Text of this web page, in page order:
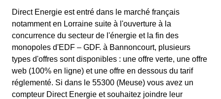
Direct Energie est entré dans le marché français
notamment en Lorraine suite à l'ouverture à la
concurrence du secteur de l'énergie et la fin des
monopoles d'EDF – GDF. à Bannoncourt, plusieurs
types d'offres sont disponibles : une offre verte, une offre
web (100% en ligne) et une offre en dessous du tarif
réglementé. Si dans le 55300 (Meuse) vous avez un
compteur Direct Energie et souhaitez joindre leur